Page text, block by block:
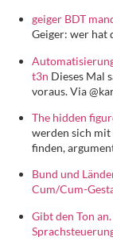
geiger BDT
Geiger: wer hat
t3n Dieses Mal
voraus. Via
The hidden
werden sich
finden,
Bund und
Cum/Cum-
Gibt den Ton